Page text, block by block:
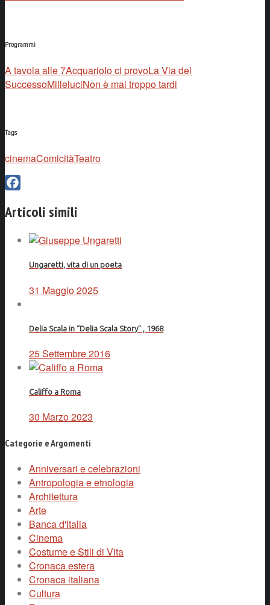
Programmi
A tavola alle 7AcquarioIo ci provoLa Via del
SuccessoMilleluciNon è mai troppo tardi
Tags
cinemaComicitàTeatro
Articoli simili
Ungaretti, vita di un poeta
31 Maggio 2025
Delia Scala in “Delia Scala Story” , 1968
25 Settembre 2016
Califfo a Roma
30 Marzo 2023
Categorie e Argomenti
Anniversari e celebrazioni
Antropologia e etnologia
Architettura
Arte
Banca d'Italia
Cinema
Costume e Stili di Vita
Cronaca estera
Cronaca italiana
Cultura